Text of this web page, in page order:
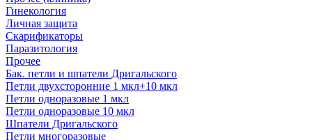
Гинекология
Личная защита
Скарификаторы
Паразитология
Прочее
Бак. петли и шпатели Дригальского
Петли двухсторонние 1 мкл+10 мкл
Петли одноразовые 1 мкл
Петли одноразовые 10 мкл
Шпатели Дригальского
Петли многоразовые